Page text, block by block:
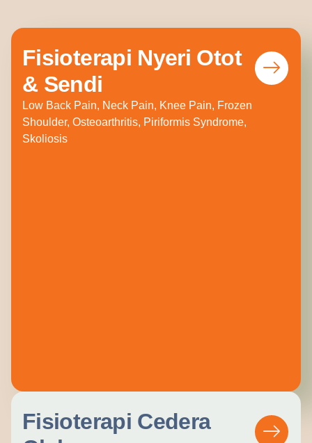
Fisioterapi Nyeri Otot
& Sendi
Low Back Pain, Neck Pain, Knee Pain, Frozen
Shoulder, Osteoarthritis, Piriformis Syndrome,
Skoliosis
Fisioterapi Cedera